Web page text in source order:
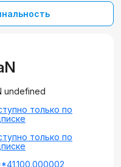
undefined
только по
только по